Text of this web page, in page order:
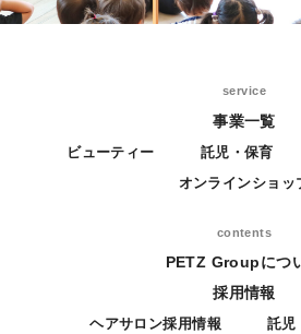
service
事業一覧
ビューティー 託児・保育
オンラインショッ
contents
PETZ Groupにつ
採用情報
ヘアサロン採用情報 託児